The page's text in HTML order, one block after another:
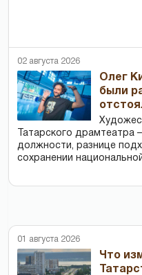
02 августа 2026
Олег
были
Татарского драмтеатра
должности, разнице
сохранении
01 августа 2026
Что